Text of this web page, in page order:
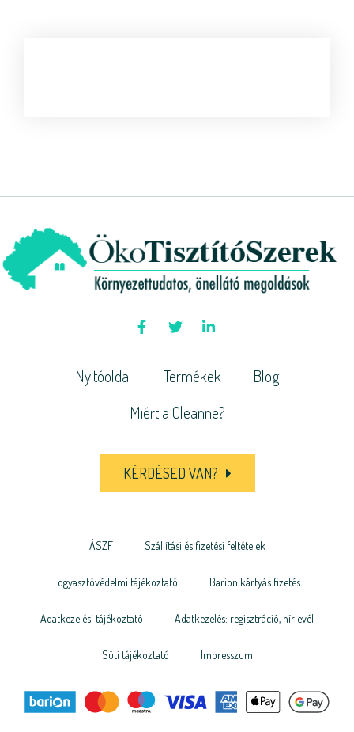
Nyitóoldal Termékek
Blog
Miért a Cleanne?
KÉRDÉSED VAN?
ÁSZF Szállítási és fizetési feltételek
Fogyasztóvédelmi tájékoztató Barion kártyás fizetés
Adatkezelési tájékoztató Adatkezelés: regisztráció, hírlevél
Süti tájékoztató Impresszum